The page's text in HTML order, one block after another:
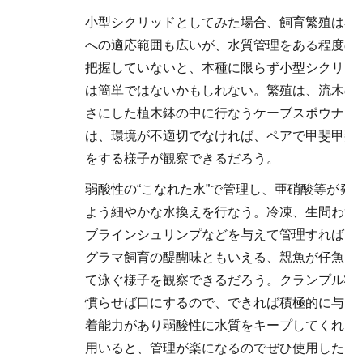
小型シクリッドとしてみた場合、飼育繁殖
への適応範囲も広いが、水質管理をある程
把握していないと、本種に限らず小型シク
は簡単ではないかもしれない。繁殖は、流
さにした植木鉢の中に行なうケーブスポウ
は、環境が不適切でなければ、ペアで甲斐
をする様子が観察できるだろう。
弱酸性の“こなれた水”で管理し、亜硝酸等が
よう細やかな水換えを行なう。冷凍、生問わ
ブラインシュリンプなどを与えて管理すれ
グラマ飼育の醍醐味ともいえる、親魚が仔
て泳ぐ様子を観察できるだろう。クランプ
慣らせば口にするので、できれば積極的に
着能力があり弱酸性に水質をキープしてく
用いると、管理が楽になるのでぜひ使用した